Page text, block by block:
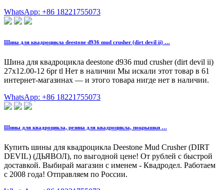
WhatsApp: +86 18221755073
Шина для квадроцикла deestone d936 mud crusher (dirt devil ii) …
Шина для квадроцикла deestone d936 mud crusher (dirt devil ii)
27x12.00-12 6pr tl Нет в наличии Мы искали этот товар в 61
интернет-магазинах — и этого товара нигде нет в наличии.
WhatsApp: +86 18221755073
Шины для квадроцикла, резина для квадроцикла, покрышки …
Купить шины для квадроцикла Deestone Mud Crusher (DIRT
DEVIL) (ДЬЯВОЛ), по выгодной цене! От рублей с быстрой
доставкой. Выбирай магазин с именем - Квадродел. Работаем
с 2008 года! Отправляем по России.